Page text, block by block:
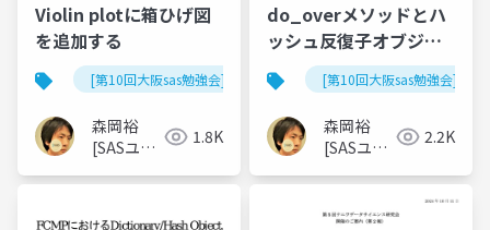
Violin plotに箱ひげ図
を追加する
[第10回大阪sas勉強会]
森岡裕
[SASユー
1.8K
do_overメソッドとハ
ッシュ反復子オブジェ
クトの簡単な使い方
[第10回大阪sas勉強会]
森岡裕
[SASユー
2.2K